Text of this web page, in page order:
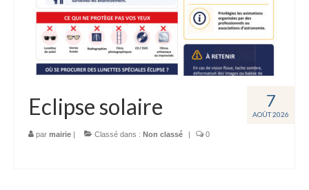
Présentation
Patrimoine
Festivités
Ecole
7
AOÛT 2026
Eclipse solaire
par mairie | Classé dans : Non classé | 0